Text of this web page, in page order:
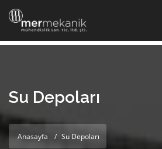
Su Depoları
Anasayfa Su Depoları